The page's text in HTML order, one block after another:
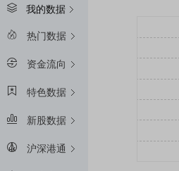
我的数据
热门数据
资金流向
特色数据
新股数据
沪深港通